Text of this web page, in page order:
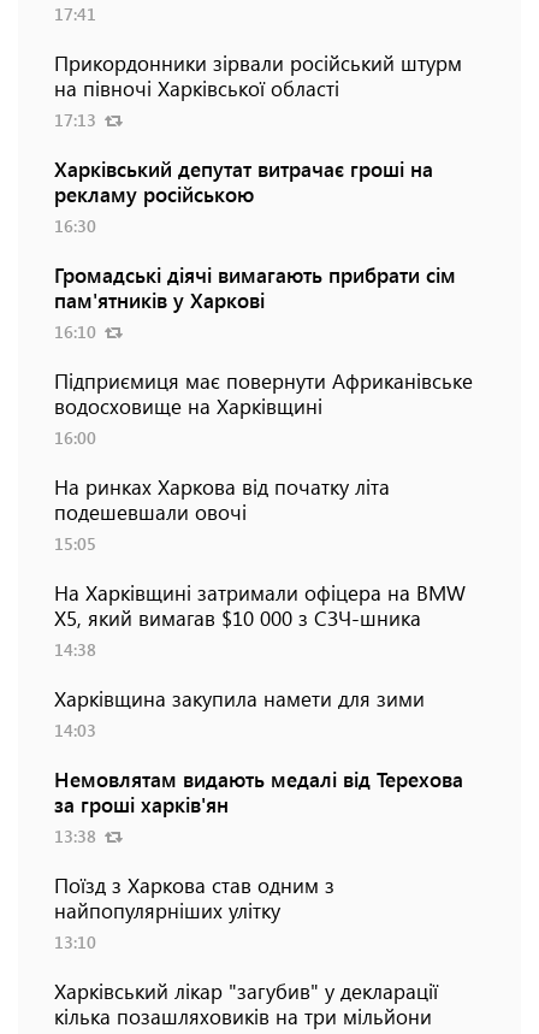
17:41
Прикордонники зірвали російський штурм
на півночі Харківської області
17:13
Харківський депутат витрачає гроші на
рекламу російською
16:30
Громадські діячі вимагають прибрати сім
пам'ятників у Харкові
16:10
Підприємиця має повернути Африканівське
водосховище на Харківщині
16:00
На ринках Харкова від початку літа
подешевшали овочі
15:05
На Харківщині затримали офіцера на BMW
Х5, який вимагав $10 000 з СЗЧ-шника
14:38
Харківщина закупила намети для зими
14:03
Немовлятам видають медалі від Терехова
за гроші харків'ян
13:38
Поїзд з Харкова став одним з
найпопулярніших улітку
13:10
Харківський лікар "загубив" у декларації
кілька позашляховиків на три мільйони